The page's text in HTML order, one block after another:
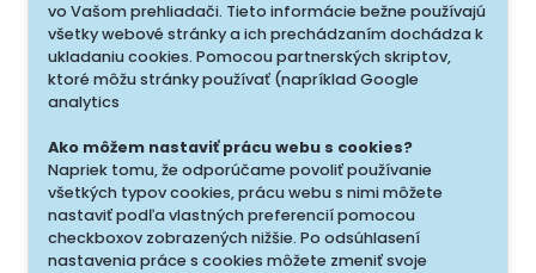
vo Vašom prehliadači. Tieto informácie bežne používajú
všetky webové stránky a ich prechádzaním dochádza k
ukladaniu cookies. Pomocou partnerských skriptov,
ktoré môžu stránky používať (napríklad Google
analytics
Ako môžem nastaviť prácu webu s cookies?
Napriek tomu, že odporúčame povoliť používanie
všetkých typov cookies, prácu webu s nimi môžete
nastaviť podľa vlastných preferencií pomocou
checkboxov zobrazených nižšie. Po odsúhlasení
nastavenia práce s cookies môžete zmeniť svoje